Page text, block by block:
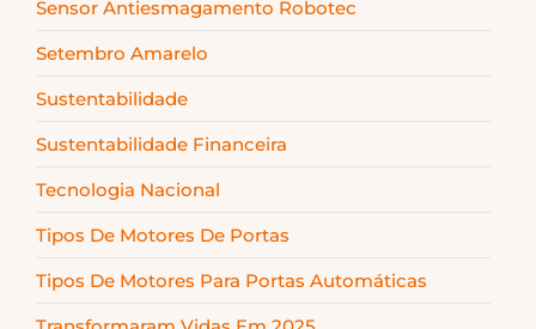
Sensor Antiesmagamento Robotec
Setembro Amarelo
Sustentabilidade
Sustentabilidade Financeira
Tecnologia Nacional
Tipos De Motores De Portas
Tipos De Motores Para Portas Automáticas